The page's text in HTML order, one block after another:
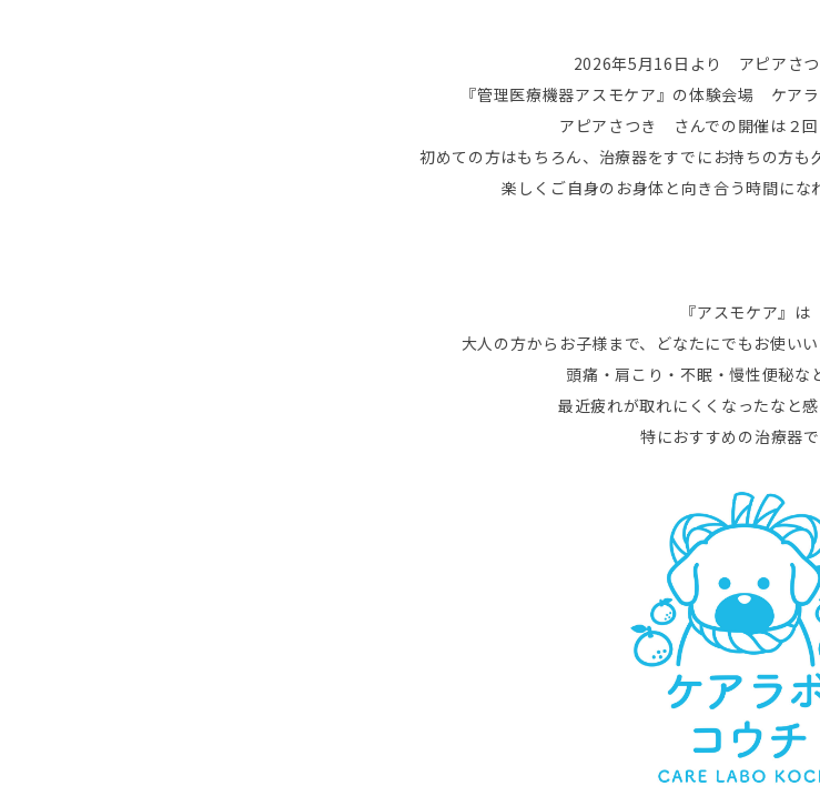
2026年5月16日より アピアさ
『管理医療機器アスモケア』の体験会場 ケアラ
アピアさつき さんでの開催は２回
初めての方はもちろん、治療器をすでにお持ちの方
楽しくご自身のお身体と向き合う時間にな
『アスモケア』は
大人の方からお子様まで、どなたにでもお使い
頭痛・肩こり・不眠・慢性便秘な
最近疲れが取れにくくなったなと
特におすすめの治療器で